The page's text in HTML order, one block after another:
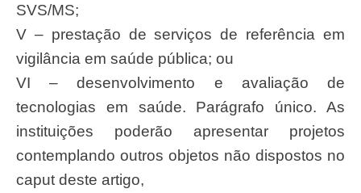
SVS/MS;
V – prestação de serviços de referência em
vigilância em saúde pública; ou
VI – desenvolvimento e avaliação de
tecnologias em saúde. Parágrafo único. As
instituições poderão apresentar projetos
contemplando outros objetos não dispostos no
caput deste artigo,